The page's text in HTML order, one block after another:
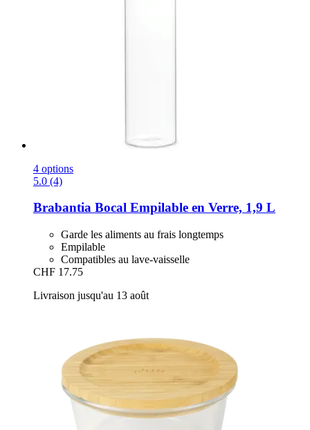
4 options
5.0 (4)
Brabantia Bocal Empilable en Verre, 1,9 L
Garde les aliments au frais longtemps
Empilable
Compatibles au lave-vaisselle
CHF 17.75
Livraison jusqu'au 13 août